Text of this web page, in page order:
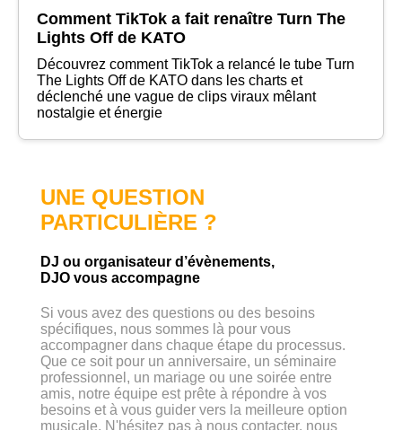
Comment TikTok a fait renaître Turn The
Lights Off de KATO
Découvrez comment TikTok a relancé le tube Turn
The Lights Off de KATO dans les charts et
déclenché une vague de clips viraux mêlant
nostalgie et énergie
UNE QUESTION
PARTICULIÈRE ?
DJ ou organisateur d’évènements,
DJO vous accompagne
Si vous avez des questions ou des besoins
spécifiques, nous sommes là pour vous
accompagner dans chaque étape du processus.
Que ce soit pour un anniversaire, un séminaire
professionnel, un mariage ou une soirée entre
amis, notre équipe est prête à répondre à vos
besoins et à vous guider vers la meilleure option
musicale. N'hésitez pas à nous contacter, nous